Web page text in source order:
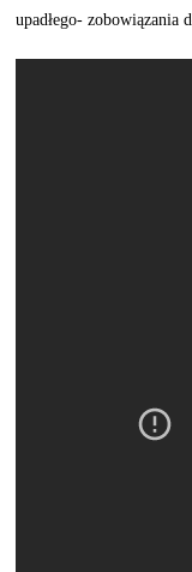
upadłego- zobowiązania